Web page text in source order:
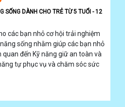
SỐNG DÀNH CHO TRẺ TỪ 5 TUỔI - 12
các bạn nhỏ cơ hội trải nghiệm
sống nhằm giúp các bạn nhỏ
đến Kỹ năng giữ an toàn và
tự phục vụ và chăm sóc sức